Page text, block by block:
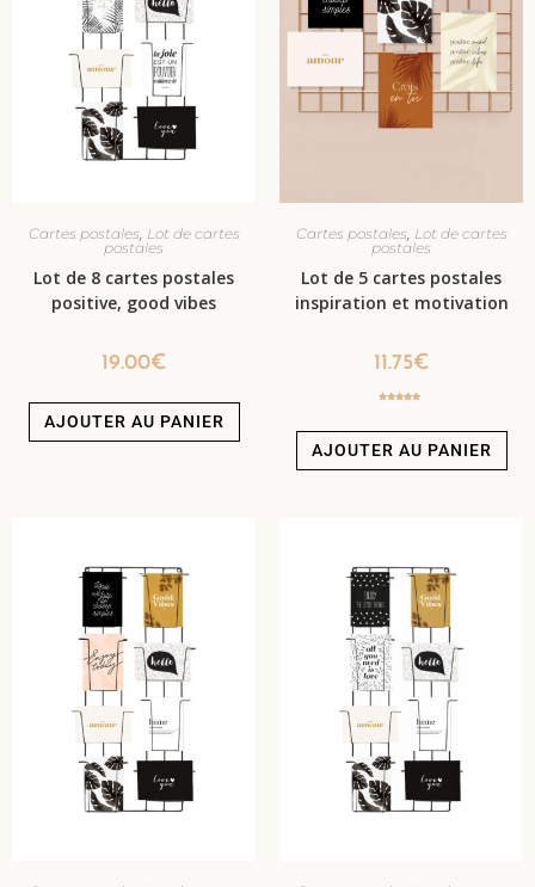
Cartes postales, Lot de cartes
postales
Lot de 8 cartes postales
positive, good vibes
19.00€
AJOUTER AU PANIER
Cartes postales, Lot de cartes
postales
Lot de 5 cartes postales
inspiration et motivation
11.75€
AJOUTER AU PANIER